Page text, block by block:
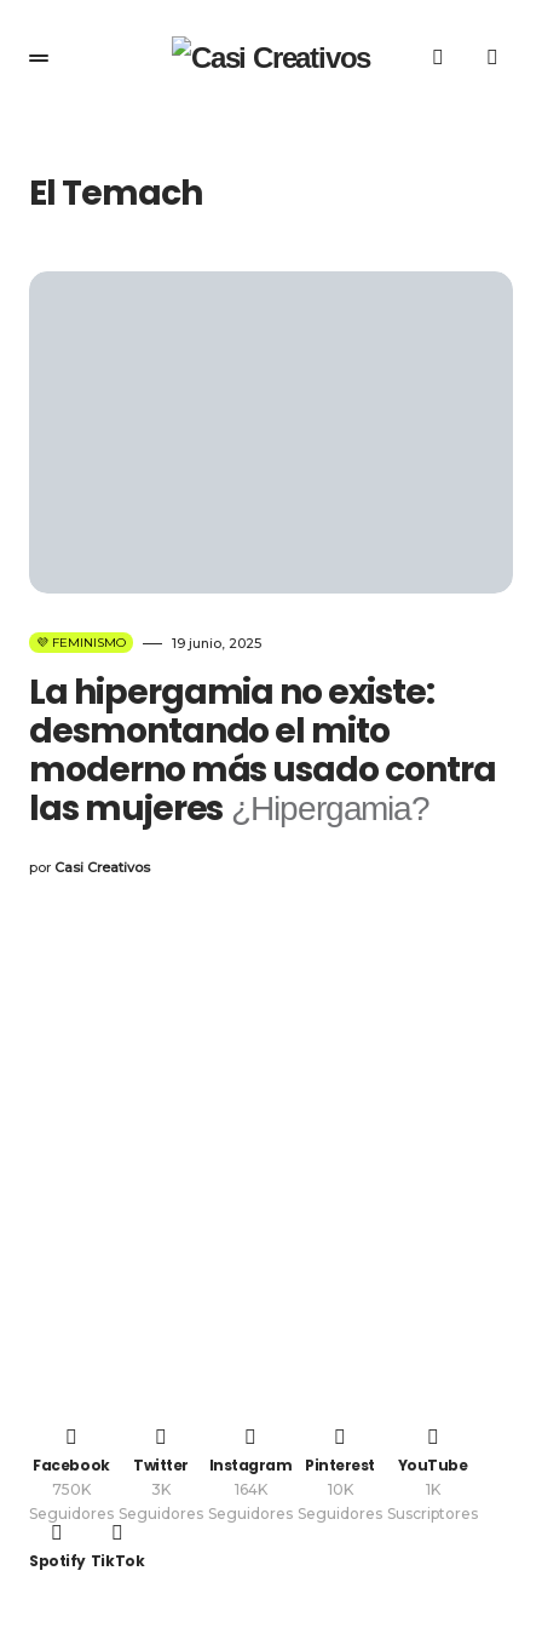
El Temach
💜 FEMINISMO 19 junio, 2025
La hipergamia no existe:
desmontando el mito
moderno más usado contra
las mujeres ¿Hipergamia?
por Casi Creativos
Facebook
750K
Seguidores
Twitter
3K
Seguidores
Instagram
164K
Seguidores
Pinterest
10K
Seguidores
YouTube
1K
Suscriptores
Spotify TikTok